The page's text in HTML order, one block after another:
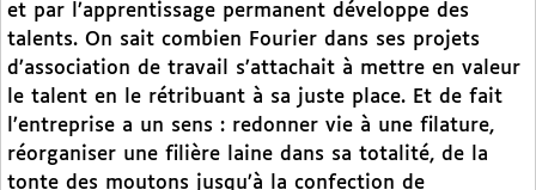
et par l’apprentissage permanent développe des
talents. On sait combien Fourier dans ses projets
d’association de travail s’attachait à mettre en valeur
le talent en le rétribuant à sa juste place. Et de fait
l’entreprise a un sens : redonner vie à une filature,
réorganiser une filière laine dans sa totalité, de la
tonte des moutons jusqu’à la confection de